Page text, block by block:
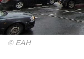
© ЕАН